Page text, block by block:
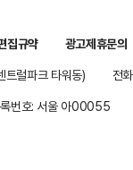
집규약
광고제휴문의
럴파크 타워동)
전
번호: 서울 아00055